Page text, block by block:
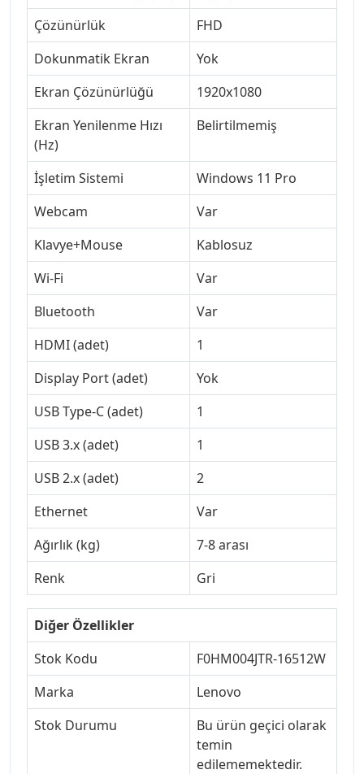
Çözünürlük
FHD
Dokunmatik Ekran
Yok
Ekran Çözünürlüğü
1920x1080
Ekran Yenilenme Hızı
(Hz)
Belirtilmemiş
İşletim Sistemi
Windows 11 Pro
Webcam
Var
Klavye+Mouse
Kablosuz
Wi-Fi
Var
Bluetooth
Var
HDMI (adet)
1
Display Port (adet)
Yok
USB Type-C (adet)
1
USB 3.x (adet)
1
USB 2.x (adet)
2
Ethernet
Var
Ağırlık (kg)
7-8 arası
Renk
Gri
Diğer Özellikler
Stok Kodu
F0HM004JTR-16512W
Marka
Lenovo
Stok Durumu
Bu ürün geçici olarak
temin
edilememektedir.